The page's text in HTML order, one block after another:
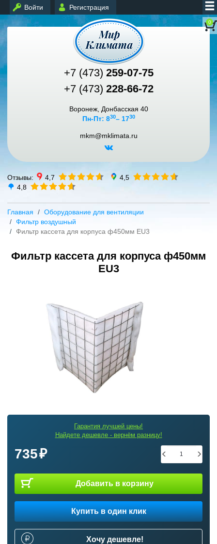
Войти Регистрация
0
+7 (473) 259-07-75
+7 (473) 228-66-72
Воронеж, Донбасская 40
Пн-Пт: 830– 1730
mkm@mklimata.ru
Отзывы: 4,7
4,5
4,8
Главная
Оборудование для вентиляции
Фильтр воздушный
Фильтр кассета для корпуса ф450мм EU3
Фильтр кассета для корпуса ф450мм
EU3
Гарантия лучшей цены!
Найдете дешевле - вернём разницу!
735
Добавить в корзину
Купить в один клик
Хочу дешевле!